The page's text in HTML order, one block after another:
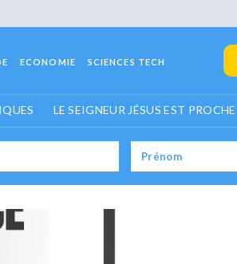
ECONOMIE SCIENCES TECH
LE SEIGNEUR JÉSUS EST PROCHE